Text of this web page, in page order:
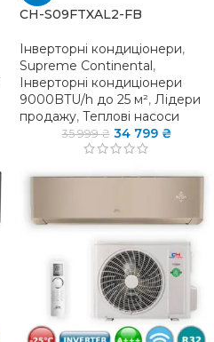
CH-S09FTXAL2-FB
Інверторні кондиціонери,
Supreme Continental,
Інверторні кондиціонери
9000BTU/h до 25 м², Лідери
продажу, Теплові насоси
35 999₴ 34 799 ₴